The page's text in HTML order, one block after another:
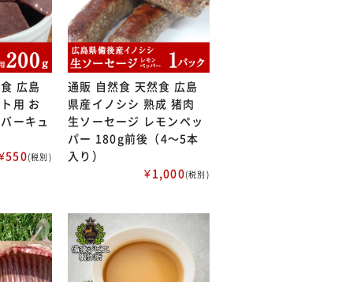
広島
用 お
ーキュ
(税別)
通販 自然食 天然食 広島
県産イノシシ 熟成 猪肉
生ソーセージ レモンペッ
パー 180g前後（4～5本
入り）
¥1,000(税別)